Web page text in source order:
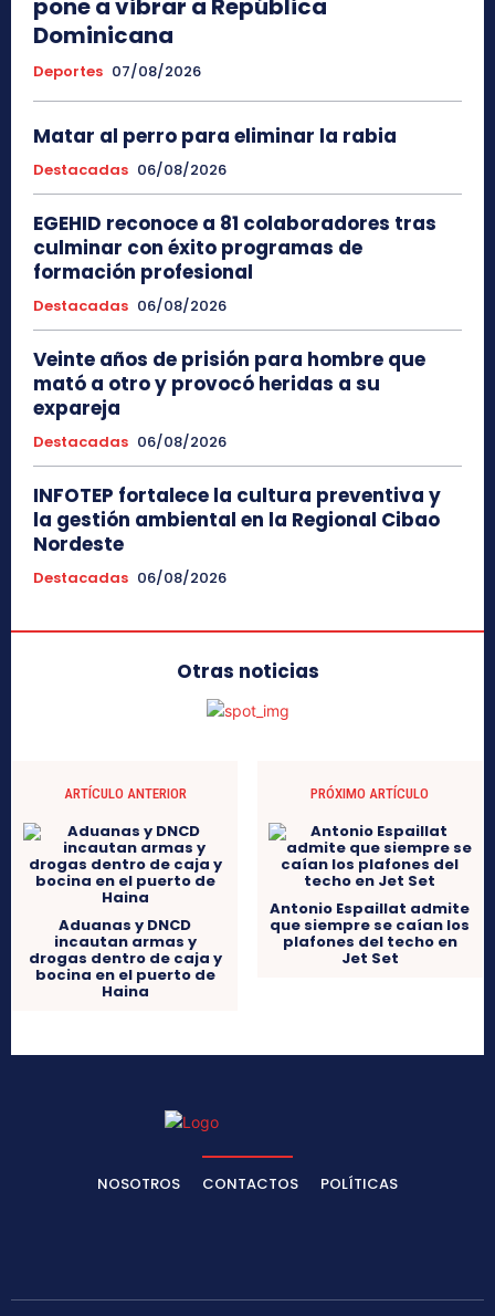
pone a vibrar a República
Dominicana
Deportes 07/08/2026
Matar al perro para eliminar la rabia
Destacadas 06/08/2026
EGEHID reconoce a 81 colaboradores tras
culminar con éxito programas de
formación profesional
Destacadas 06/08/2026
Veinte años de prisión para hombre que
mató a otro y provocó heridas a su
expareja
Destacadas 06/08/2026
INFOTEP fortalece la cultura preventiva y
la gestión ambiental en la Regional Cibao
Nordeste
Destacadas 06/08/2026
Otras noticias
ARTÍCULO ANTERIOR
Aduanas y DNCD
incautan armas y
drogas dentro de caja y
bocina en el puerto de
Haina
PRÓXIMO ARTÍCULO
Antonio Espaillat admite
que siempre se caían los
plafones del techo en
Jet Set
NOSOTROS CONTACTOS POLÍTICAS